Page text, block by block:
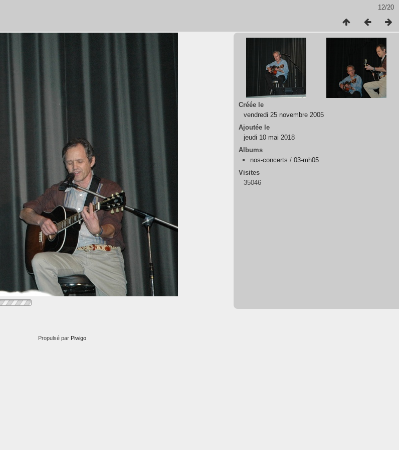
12/20
Créée le
vendredi 25 novembre 2005
Ajoutée le
jeudi 10 mai 2018
Albums
nos-concerts / 03-mh05
Visites
35046
Propulsé par Piwigo